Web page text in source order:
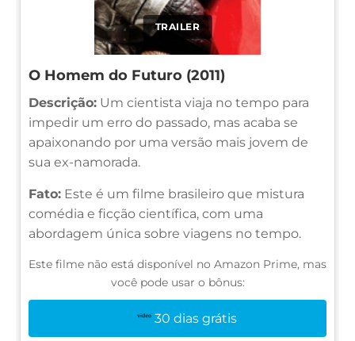
TRAILER
O Homem do Futuro (2011)
Descrição: Um cientista viaja no tempo para
impedir um erro do passado, mas acaba se
apaixonando por uma versão mais jovem de
sua ex-namorada.
Fato: Este é um filme brasileiro que mistura
comédia e ficção científica, com uma
abordagem única sobre viagens no tempo.
Este filme não está disponível no Amazon Prime, mas
você pode usar o bônus:
30 dias grátis